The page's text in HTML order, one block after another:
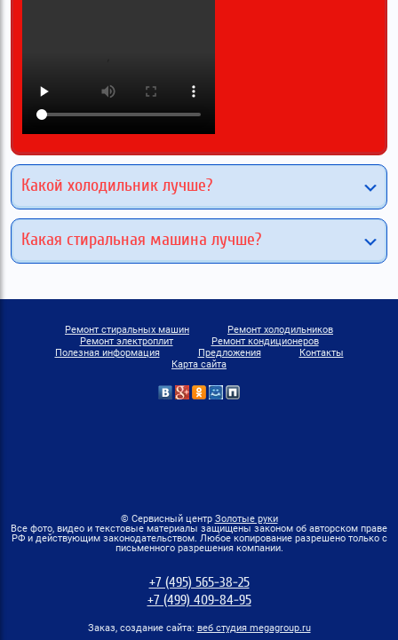
Какой холодильник лучше?
Какая стиральная машина лучше?
Ремонт стиральных машин
Ремонт холодильников
Ремонт электроплит
Ремонт кондиционеров
Полезная информация
Предложения
Контакты
Карта сайта
© Сервисный центр Золотые руки
Все фото, видео и текстовые материалы защищены законом об авторском праве
РФ и действующим законодательством. Любое копирование разрешено только с
письменного разрешения компании.
+7 (495) 565-38-25
+7 (499) 409-84-95
Заказ, создание сайта: веб студия megagroup.ru